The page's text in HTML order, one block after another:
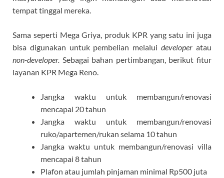
tempat tinggal mereka.
Sama seperti Mega Griya, produk KPR yang satu ini juga
bisa digunakan untuk pembelian melaluideveloperatau
non-developer. Sebagai bahan pertimbangan, berikut fitur
layanan KPR Mega Reno.
Jangka waktu untuk membangun/renovasi
mencapai 20 tahun
Jangka waktu untuk membangun/renovasi
ruko/apartemen/rukan selama 10 tahun
Jangka waktu untuk membangun/renovasi villa
mencapai 8 tahun
Plafon atau jumlah pinjaman minimal Rp500 juta